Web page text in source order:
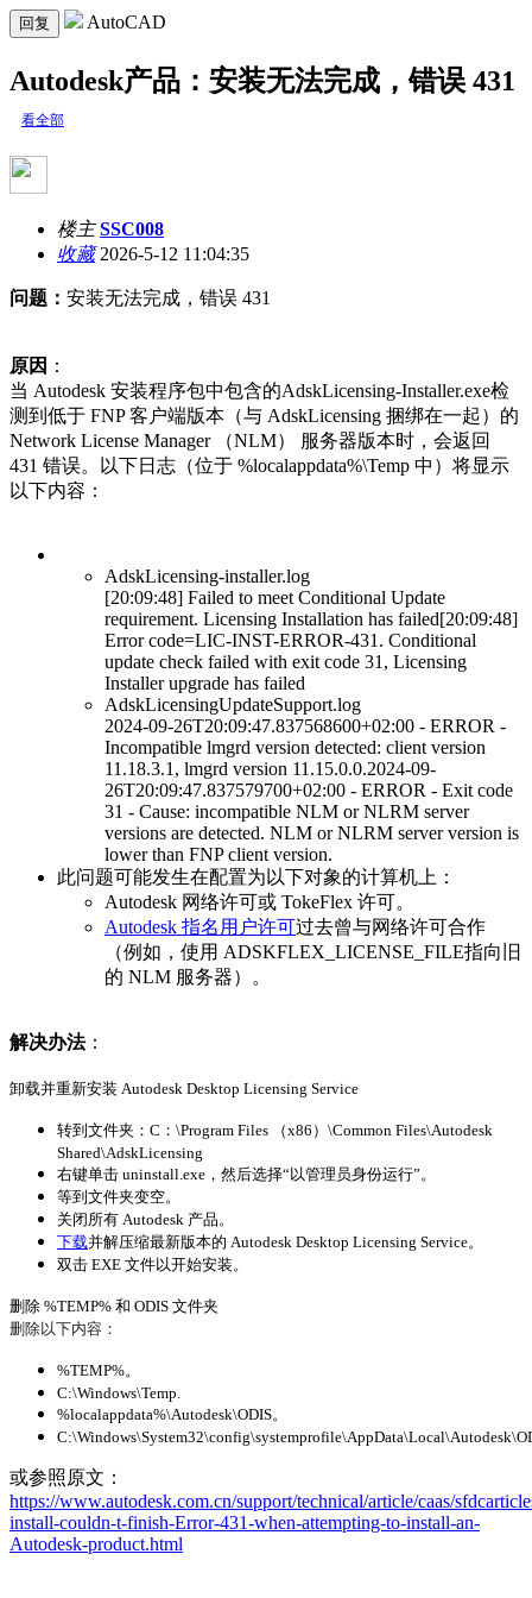
回复 AutoCAD
Autodesk产品：安装无法完成，错误 431
看全部
楼主 SSC008
收藏2026-5-12 11:04:35
问题： 安装无法完成，错误 431
原因 ：
当 Autodesk 安装程序包中包含的AdskLicensing-Installer.exe检
测到低于 FNP 客户端版本（与 AdskLicensing 捆绑在一起）的
Network License Manager （NLM） 服务器版本时，会返回
431 错误。以下日志（位于 %localappdata%\Temp 中）将显示
以下内容：
AdskLicensing-installer.log
[20:09:48] Failed to meet Conditional Update
requirement. Licensing Installation has failed[20:09:48]
Error code=LIC-INST-ERROR-431. Conditional
update check failed with exit code 31, Licensing
Installer upgrade has failed
AdskLicensingUpdateSupport.log
2024-09-26T20:09:47.837568600+02:00 - ERROR -
Incompatible lmgrd version detected: client version
11.18.3.1, lmgrd version 11.15.0.0.2024-09-
26T20:09:47.837579700+02:00 - ERROR - Exit code
31 - Cause: incompatible NLM or NLRM server
versions are detected. NLM or NLRM server version is
lower than FNP client version.
此问题可能发生在配置为以下对象的计算机上：
Autodesk 网络许可或 TokeFlex 许可。
Autodesk 指名用户许可过去曾与网络许可合作
（例如，使用 ADSKFLEX_LICENSE_FILE指向旧
的 NLM 服务器）。
解决办法：
卸载并重新安装 Autodesk Desktop Licensing Service
转到文件夹：C：\Program Files （x86）\Common Files\Autodesk
Shared\AdskLicensing
右键单击 uninstall.exe，然后选择“以管理员身份运行”。
等到文件夹变空。
关闭所有 Autodesk 产品。
下载并解压缩最新版本的 Autodesk Desktop Licensing Service。
双击 EXE 文件以开始安装。
删除 %TEMP% 和 ODIS 文件夹
删除以下内容：
%TEMP%。
C:\Windows\Temp.
%localappdata%\Autodesk\ODIS。
或参照原文：
https://www.autodesk.com.cn/support/technical/article/caas/
install-couldn-t-finish-Error-431-when-attempting-to-install-an-
Autodesk-product.html